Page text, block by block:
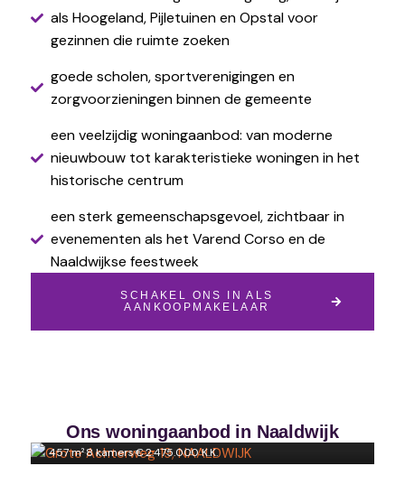
als Hoogeland, Pijletuinen en Opstal voor
gezinnen die ruimte zoeken
goede scholen, sportverenigingen en
zorgvoorzieningen binnen de gemeente
een veelzijdig woningaanbod: van moderne
nieuwbouw tot karakteristieke woningen in het
historische centrum
een sterk gemeenschapsgevoel, zichtbaar in
evenementen als het Varend Corso en de
Naaldwijkse feestweek
SCHAKEL ONS IN ALS
AANKOOPMAKELAAR
Ons woningaanbod in Naaldwijk
457 m²·8 kamers·€ 2.475.000 K.K.